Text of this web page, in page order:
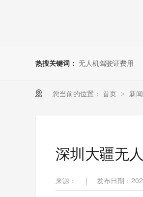
无人机
热搜关键词： 无人机驾驶证费用
您当前的位置： 首页 > 新
深圳大疆无
来源： | 发布日期：